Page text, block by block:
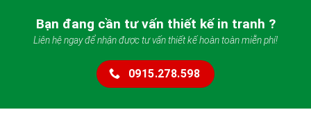
Bạn đang cần tư vấn thiết kế in tranh ?
Liên hệ ngay để nhận được tư vấn thiết kế hoàn toàn miễn phí!
0915.278.598